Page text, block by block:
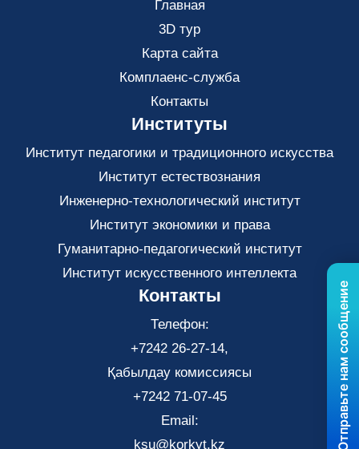
Главная
3D тур
Карта сайта
Комплаенс-служба
Контакты
Институты
Институт педагогики и традиционного искусства
Институт естествознания
Инженерно-технологический институт
Институт экономики и права
Гуманитарно-педагогический институт
Институт искусственного интеллекта
Контакты
Телефон:
+7242 26-27-14,
Қабылдау комиссиясы
+7242 71-07-45
Email:
ksu@korkyt.kz
Отправьте нам сообщение